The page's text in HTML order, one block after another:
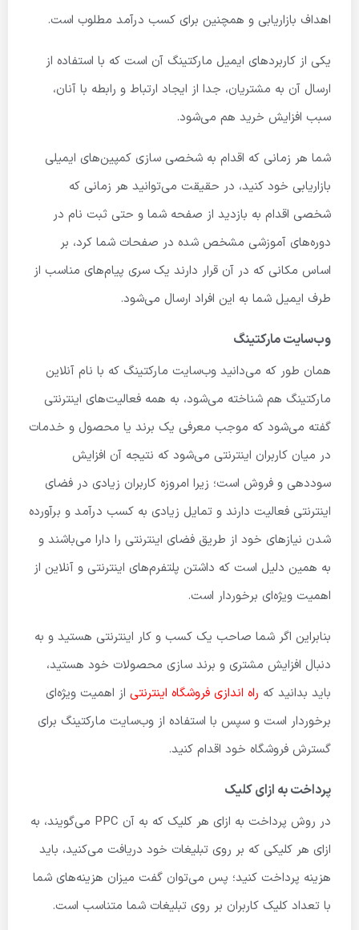
اهداف بازاریابی و همچنین برای کسب درآمد مطلوب است.
یکی از کاربردهای ایمیل مارکتینگ آن است که با استفاده از
ارسال آن به مشتریان، جدا از ایجاد ارتباط و رابطه با آنان،
سبب افزایش خرید هم می‌شود.
شما هر زمانی که اقدام به شخصی سازی کمپین‌های ایمیلی
بازاریابی خود کنید، در حقیقت می‌توانید هر زمانی که
شخصی اقدام به بازدید از صفحه شما‌ و حتی ثبت نام در
دوره‌های آموزشی مشخص شده در صفحات شما کرد، بر
اساس مکانی که در آن قرار دارند یک سری پیام‌های مناسب از
طرف ایمیل شما به این افراد ارسال می‌شود.
وب‌سایت مارکتینگ
همان طور که می‌دانید وب‌سایت مارکتینگ که با نام آنلاین
مارکتینگ هم شناخته می‌شود، به همه فعالیت‌های اینترنتی
گفته می‌شود که موجب معرفی یک برند یا محصول و خدمات
در میان کاربران اینترنتی می‌شود که نتیجه آن افزایش
سوددهی و فروش است؛ زیرا امروزه کاربران زیادی در فضای
اینترنتی فعالیت دارند و تمایل زیادی به کسب درآمد و برآورده
شدن نیازهای خود از طریق فضای اینترنتی را دارا می‌باشند و
به همین دلیل است که داشتن پلتفرم‌های اینترنتی و آنلاین از
اهمیت ویژه‌ای برخوردار است.
بنابراین اگر شما صاحب یک کسب و کار اینترنتی هستید و به
دنبال افزایش مشتری و برند سازی محصولات خود هستید،
باید بدانید که راه اندازی فروشگاه اینترنتی از اهمیت ویژه‌ای
برخوردار است و سپس با استفاده از وب‌سایت مارکتینگ برای
گسترش فروشگاه خود اقدام کنید.
پرداخت به ازای کلیک
در روش پرداخت به ازای هر کلیک که به آن PPC می‌گویند، به
ازای هر کلیکی که بر روی تبلیغات خود دریافت می‌کنید، باید
هزینه پرداخت کنید؛ پس می‌توان گفت میزان هزینه‌های شما
با تعداد ‌کلیک کاربران بر روی تبلیغات شما متناسب است.